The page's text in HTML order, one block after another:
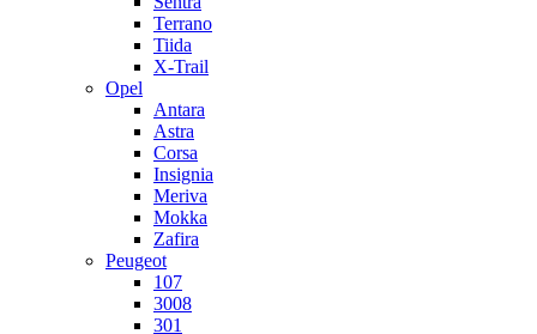
Terrano
Tiida
X-Trail
Opel
Antara
Astra
Corsa
Insignia
Meriva
Mokka
Zafira
Peugeot
107
3008
301